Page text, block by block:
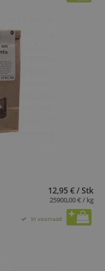
12,95 € / Stk
25900,00 € / kg
In voorraad